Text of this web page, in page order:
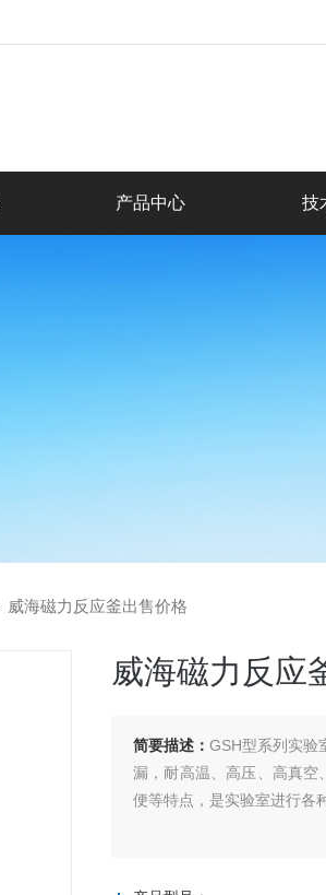
产品中心 技
威海磁力反应釜出售价格
威海磁力反应
简要描述： GSH型系列实验
漏，耐高温、高压、高真空
便等特点，是实验室进行各